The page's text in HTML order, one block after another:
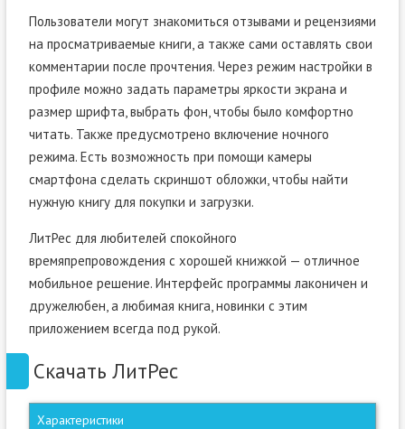
Пользователи могут знакомиться отзывами и рецензиями
на просматриваемые книги, а также сами оставлять свои
комментарии после прочтения. Через режим настройки в
профиле можно задать параметры яркости экрана и
размер шрифта, выбрать фон, чтобы было комфортно
читать. Также предусмотрено включение ночного
режима. Есть возможность при помощи камеры
смартфона сделать скриншот обложки, чтобы найти
нужную книгу для покупки и загрузки.
ЛитРес для любителей спокойного
времяпрепровождения с хорошей книжкой — отличное
мобильное решение. Интерфейс программы лаконичен и
дружелюбен, а любимая книга, новинки с этим
приложением всегда под рукой.
Скачать ЛитРес
Характеристики